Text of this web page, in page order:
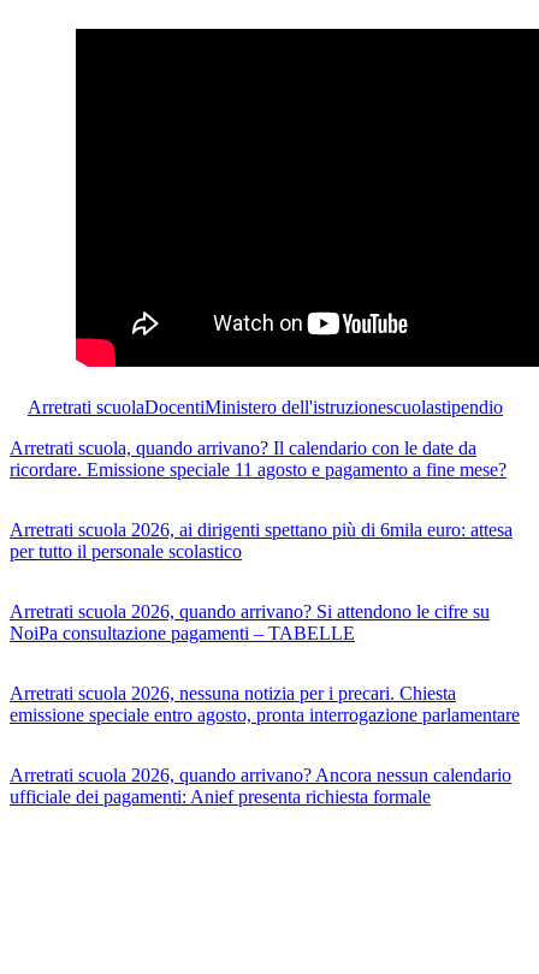
Arretrati scuolaDocentiMinistero dell'istruzionescuolastipendio
Arretrati scuola, quando arrivano? Il calendario con le date da
ricordare. Emissione speciale 11 agosto e pagamento a fine mese?
Arretrati scuola 2026, ai dirigenti spettano più di 6mila euro: attesa
per tutto il personale scolastico
Arretrati scuola 2026, quando arrivano? Si attendono le cifre su
NoiPa consultazione pagamenti – TABELLE
Arretrati scuola 2026, nessuna notizia per i precari. Chiesta
emissione speciale entro agosto, pronta interrogazione parlamentare
Arretrati scuola 2026, quando arrivano? Ancora nessun calendario
ufficiale dei pagamenti: Anief presenta richiesta formale